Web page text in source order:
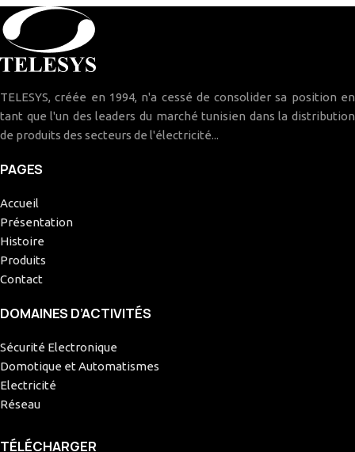
TELESYS, créée en 1994, n'a cessé de consolider sa position en
tant que l'un des leaders du marché tunisien dans la distribution
de produits des secteurs de l'électricité...
PAGES
Accueil
Présentation
Histoire
Produits
Contact
DOMAINES D’ACTIVITÉS
Sécurité Electronique
Domotique et Automatismes
Electricité
Réseau
TÉLÉCHARGER